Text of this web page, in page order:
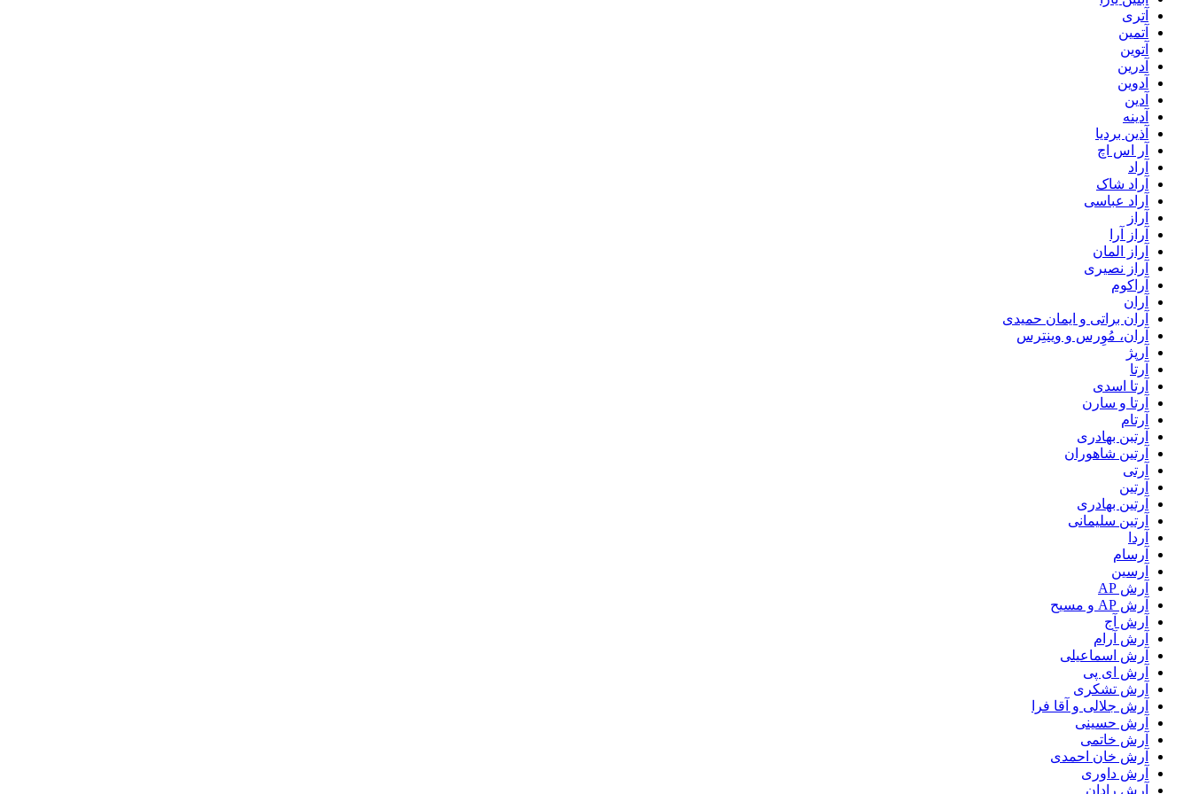
آتری
آتمین
آتوین
آدرین
آدوین
آدین
آدینه
آذین بردیا
آر اس اچ
آراد
آراد شاک
آراد عباسی
آراز
آراز آرا
آراز المان
آراز نصیری
آراکوم
آران
آران براتی و ایمان حمیدی
آران، مُوِرس و وینتِرس
آرپژ
آرتا
آرتا اسدی
آرتا و سارن
آرتام
آرتبن بهادری
آرتين شاهوران
آرتی
آرتین
آرتین بهادری
آرتین سلیمانی
آردا
آرسام
آرسین
آرش AP
آرش AP و مسیح
آرش آج
آرش آرام
آرش اسماعیلی
آرش ای پی
آرش تشکری
آرش جلالی و آقا فرا
آرش حسینی
آرش خاتمی
آرش خان احمدی
آرش داوری
آرش رادان